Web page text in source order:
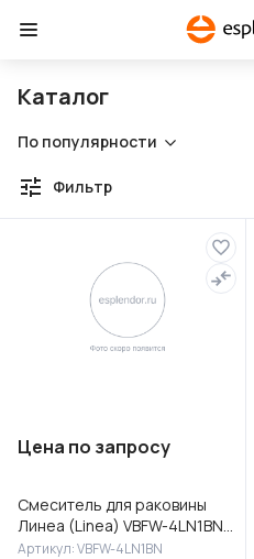
Каталог
По популярности
Фильтр
Цена по запросу
Смеситель для раковины
Линеа (Linea) VBFW-4LN1BN
встраиваемый,
Артикул: VBFW-4LN1BN